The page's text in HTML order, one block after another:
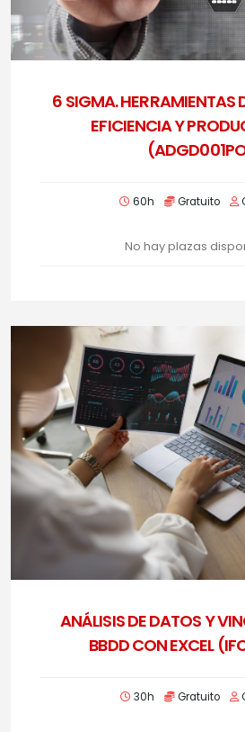
6 SIGMA. HERRAMIENTAS
EFICIENCIA Y
60h Gratuito
No hay plazas
ANÁLISIS DE DATOS Y
BBDD CON EXCEL
30h Gratuito